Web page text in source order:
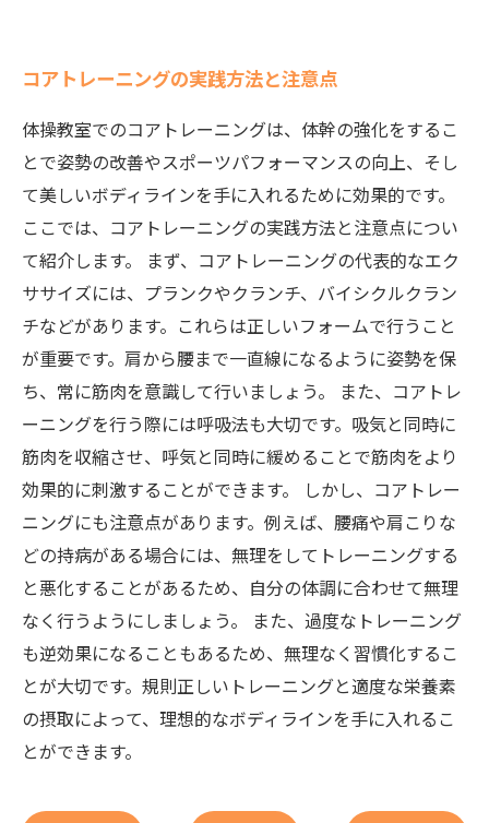
コアトレーニングの実践方法と注意点
体操教室でのコアトレーニングは、体幹の強化をするこ
とで姿勢の改善やスポーツパフォーマンスの向上、そし
て美しいボディラインを手に入れるために効果的です。
ここでは、コアトレーニングの実践方法と注意点につい
て紹介します。 まず、コアトレーニングの代表的なエク
ササイズには、プランクやクランチ、バイシクルクラン
チなどがあります。これらは正しいフォームで行うこと
が重要です。肩から腰まで一直線になるように姿勢を保
ち、常に筋肉を意識して行いましょう。 また、コアトレ
ーニングを行う際には呼吸法も大切です。吸気と同時に
筋肉を収縮させ、呼気と同時に緩めることで筋肉をより
効果的に刺激することができます。 しかし、コアトレー
ニングにも注意点があります。例えば、腰痛や肩こりな
どの持病がある場合には、無理をしてトレーニングする
と悪化することがあるため、自分の体調に合わせて無理
なく行うようにしましょう。 また、過度なトレーニング
も逆効果になることもあるため、無理なく習慣化するこ
とが大切です。規則正しいトレーニングと適度な栄養素
の摂取によって、理想的なボディラインを手に入れるこ
とができます。